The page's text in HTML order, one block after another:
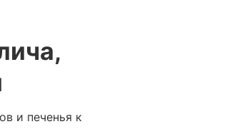
и печенья к